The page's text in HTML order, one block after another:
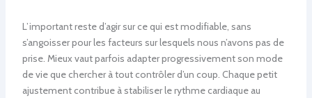
L’important reste d’agir sur ce qui est modifiable, sans
s’angoisser pour les facteurs sur lesquels nous n’avons pas de
prise. Mieux vaut parfois adapter progressivement son mode
de vie que chercher à tout contrôler d’un coup. Chaque petit
ajustement contribue à stabiliser le rythme cardiaque au